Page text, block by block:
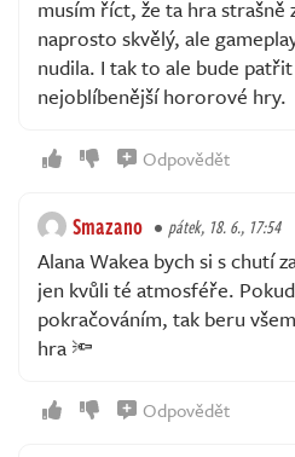
musím říct, že ta hra strašně
naprosto skvělý, ale
nudila. I tak to ale bude
nejoblíbenější hororové hry.
Odpovědět
Smazano pátek, 18. 6., 17:54
Alana Wakea bych si s chutí
jen kvůli té atmosféře.
pokračováním, tak beru
hra 🔦
Odpovědět